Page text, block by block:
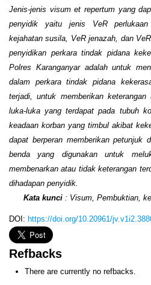
Jenis-jenis visum et repertum yang
penyidik yaitu jenis VeR
kejahatan susila, VeR jenazah, dan
penyidikan perkara tindak pidana
Polres Karanganyar adalah untuk
dalam perkara tindak pidana
terjadi, untuk memberikan keterangan
luka-luka yang terdapat pada tubuh
keadaan korban yang timbul akibat
dapat berperan memberikan petunjuk
benda yang digunakan untuk
membenarkan atau tidak keterangan
dihadapan penyidik.
Kata kunci : Visum, Pembuktian,
DOI: https://doi.org/10.20961/
Refbacks
There are currently no refbacks.